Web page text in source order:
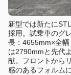
新型では新たに
採用。試乗車のグ
長：4655mm×全
は2790mmと先代
献。フロントから
感のあるフォルム